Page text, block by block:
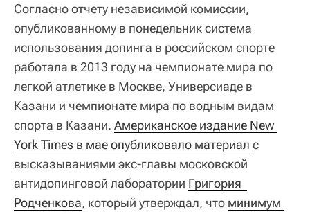
Согласно отчету независимой комиссии,
опубликованному в понедельник система
использования допинга в российском спорте
работала в 2013 году на чемпионате мира по
легкой атлетике в Москве, Универсиаде в
Казани и чемпионате мира по водным видам
спорта в Казани. Американское издание New
York Times в мае опубликовало материал с
высказываниями экс-главы московской
антидопинговой лаборатории Григория
Родченкова, который утверждал, что минимум